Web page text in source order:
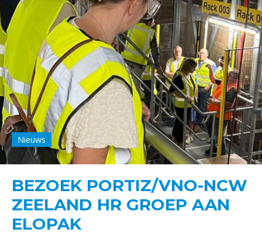
Nieuws
BEZOEK PORTIZ/VNO-NCW
ZEELAND HR GROEP AAN
ELOPAK